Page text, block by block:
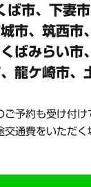
ば市、下妻市
市、筑西市
ばみらい市
龍ケ崎市、
予約も受け付け
通費をいただく